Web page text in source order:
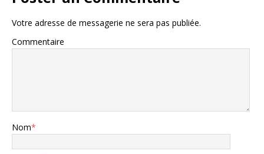
Votre adresse de messagerie ne sera pas publiée.
Commentaire
Nom*